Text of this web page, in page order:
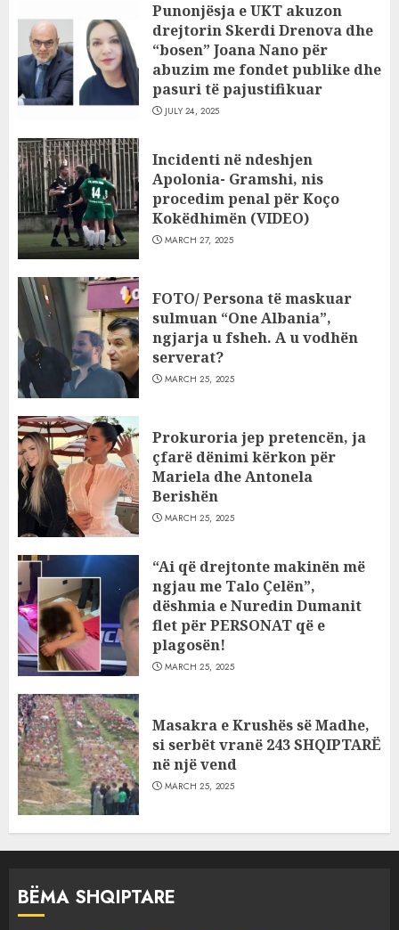
Punonjësja e UKT akuzon
drejtorin Skerdi Drenova dhe
“bosen” Joana Nano për
abuzim me fondet publike dhe
pasuri të pajustifikuar
JULY 24, 2025
Incidenti në ndeshjen
Apolonia- Gramshi, nis
procedim penal për Koço
Kokëdhimën (VIDEO)
MARCH 27, 2025
FOTO/ Persona të maskuar
sulmuan “One Albania”,
ngjarja u fsheh. A u vodhën
serverat?
MARCH 25, 2025
Prokuroria jep pretencën, ja
çfarë dënimi kërkon për
Mariela dhe Antonela
Berishën
MARCH 25, 2025
“Ai që drejtonte makinën më
ngjau me Talo Çelën”,
dëshmia e Nuredin Dumanit
flet për PERSONAT që e
plagosën!
MARCH 25, 2025
Masakra e Krushës së Madhe,
si serbët vranë 243 SHQIPTARË
në një vend
MARCH 25, 2025
BËMA SHQIPTARE